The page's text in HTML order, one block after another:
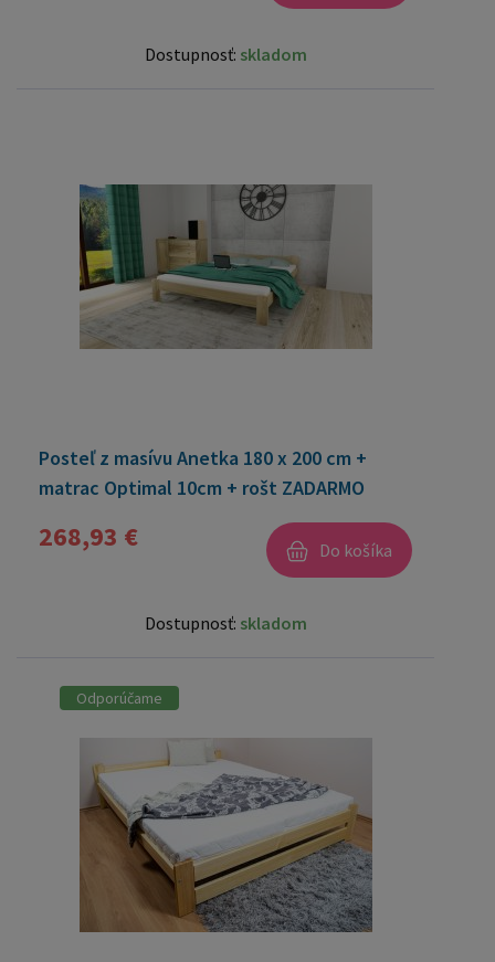
Dostupnosť: skladom
Posteľ z masívu Anetka 180 x 200 cm +
matrac Optimal 10cm + rošt ZADARMO
268,93 € Do košíka
Dostupnosť: skladom
Odporúčame